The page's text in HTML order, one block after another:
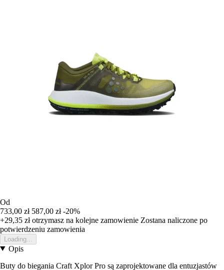
Od
733,00 zł 587,00 zł -20%
+29,35 złotrzymasz na kolejne zamowienie Zostana naliczone po
potwierdzeniu zamowienia
Loading...
Opis
Buty do biegania Craft Xplor Pro są zaprojektowane dla entuzjastów